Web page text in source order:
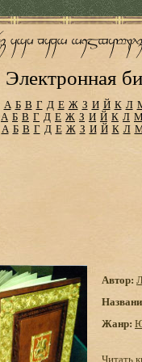
Электронная
А Б В Г Д Е Ж З И Й К Л
А Б В Г Д Е Ж З И Й К Л М
А Б В Г Д Е Ж З И Й К Л
Автор:
Жанр:
Читать